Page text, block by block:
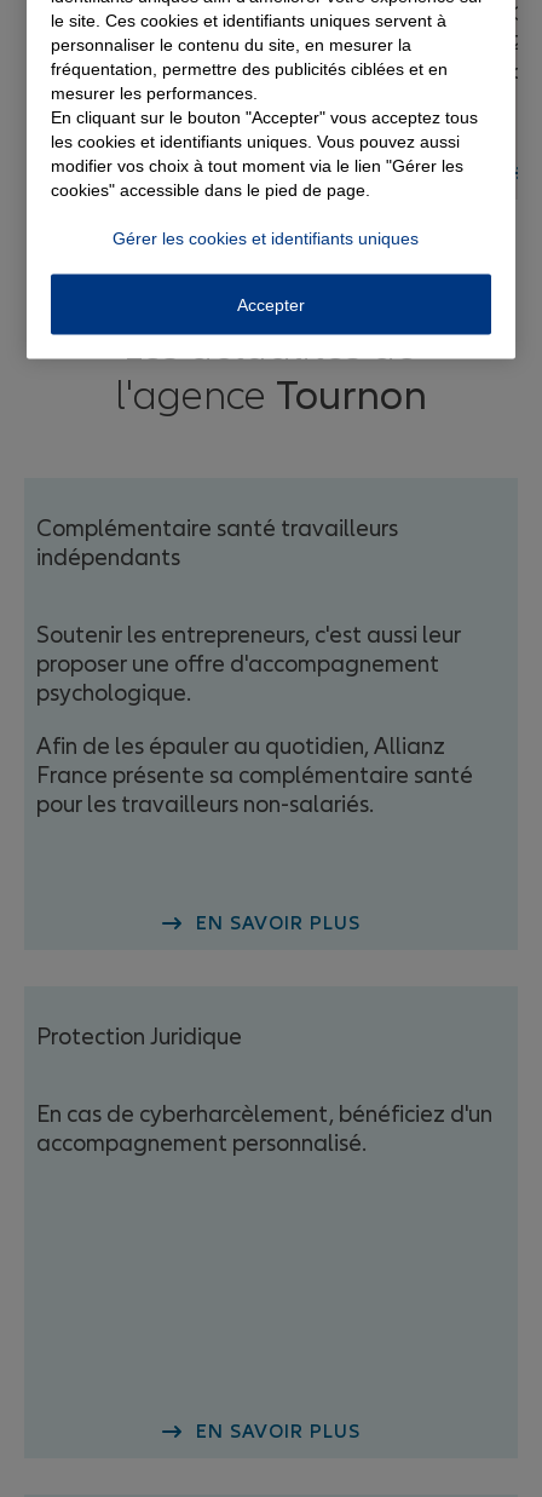
Nathalie CHEYNET
Gestionnaire Sinistres
Conseillères Protection
EN SAVOIR PLUS
Les actualités de
l'agence Tournon
Complémentaire santé travailleurs
indépendants
Soutenir les entrepreneurs, c'est aussi leur
proposer une offre d'accompagnement
psychologique.
Afin de les épauler au quotidien, Allianz
France présente sa complémentaire santé
pour les travailleurs non-salariés.
EN SAVOIR PLUS
Protection Juridique
En cas de cyberharcèlement, bénéficiez d'un
accompagnement personnalisé.
EN SAVOIR PLUS
le site. Ces cookies et identifiants uniques servent à
personnaliser le contenu du site, en mesurer la
fréquentation, permettre des publicités ciblées et en
mesurer les performances.
En cliquant sur le bouton "Accepter" vous acceptez tous
les cookies et identifiants uniques. Vous pouvez aussi
modifier vos choix à tout moment via le lien "Gérer les
cookies" accessible dans le pied de page.
Gérer les cookies et identifiants uniques
Accepter